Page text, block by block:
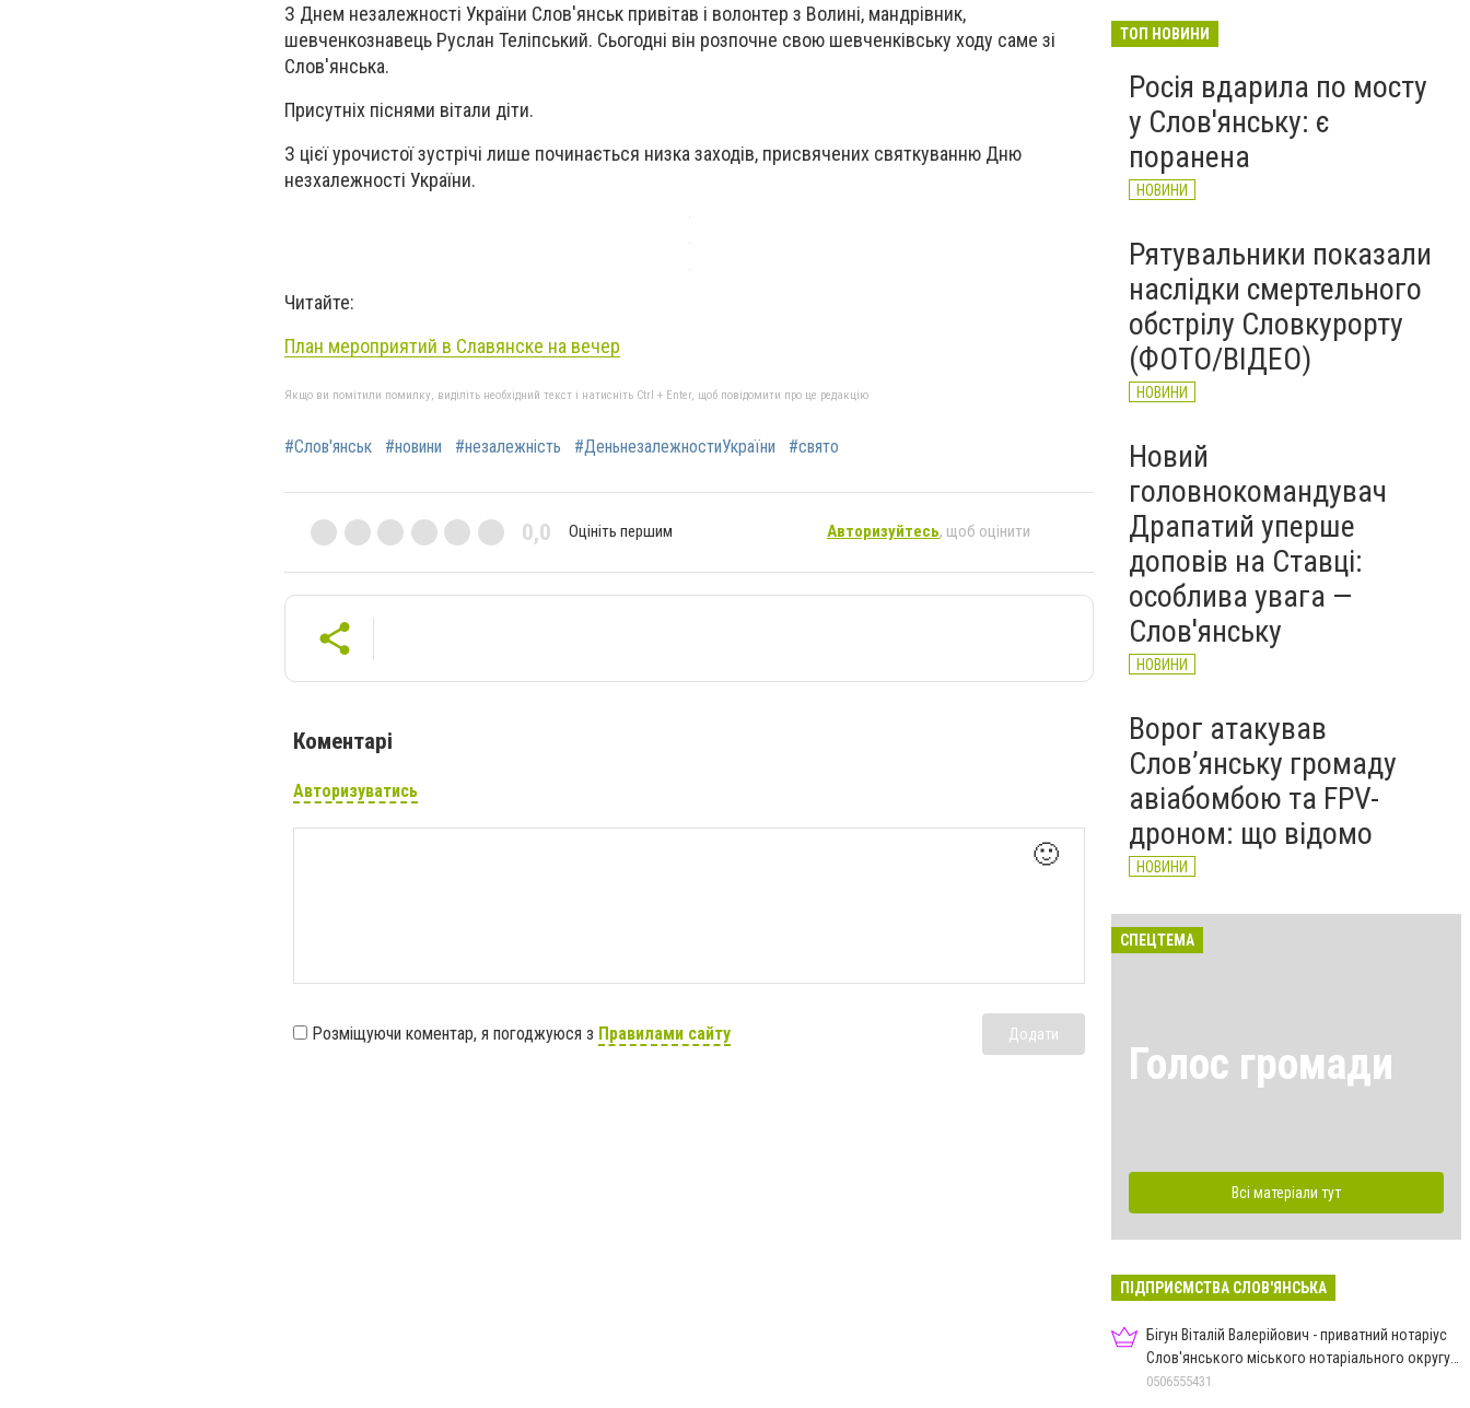
З Днем незалежності України Слов'янськ привітав і волонтер з Волині, мандрівник,
шевченкознавець Руслан Теліпський. Сьогодні він розпочне свою шевченківську ходу саме зі
Слов'янська.
Присутніх піснями вітали діти.
З цієї урочистої зустрічі лише починається низка заходів, присвячених святкуванню Дню
незхалежності України.
Читайте:
План мероприятий в Славянске на вечер
Якщо ви помітили помилку, виділіть необхідний текст і натисніть Ctrl + Enter, щоб повідомити про це редакцію
#Слов'янськ #новини #незалежність #ДеньнезалежностиУкраїни #свято
0,0 Оцініть першим Авторизуйтесь, щоб оцінити
Коментарі
Авторизуватись
🙂
Розміщуючи коментар, я погоджуюся з Правилами сайту Додати
Загинув Олексій Юков,
«Плацдарм»
СТАТТІ
17:09
Вчора
ТОП НОВИНИ
Росія вдарила по мосту
у Слов'янську: є
поранена
НОВИНИ
Рятувальники показали
наслідки смертельного
обстрілу Словкурорту
(ФОТО/ВІДЕО)
НОВИНИ
Новий
головнокомандувач
Драпатий уперше
доповів на Ставці:
особлива увага —
Слов'янську
НОВИНИ
Ворог атакував
Слов’янську громаду
авіабомбою та FPV-
дроном: що відомо
НОВИНИ
СПЕЦТЕМА
Голос громади
Всі матеріали тут
ПІДПРИЄМСТВА СЛОВ'ЯНСЬКА
Бігун Віталій Валерійович - приватний нотаріус
Слов'янського міського нотаріального округу
Дон.обл.
0506555431